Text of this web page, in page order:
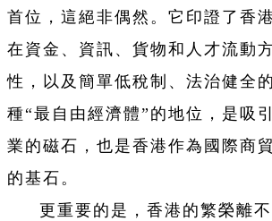
首位，這絕非偶然。它印證了香
在資金、資訊、貨物和人才流動
性，以及簡單低稅制、法治健全
種“最自由經濟體”的地位，是吸
業的磁石，也是香港作為國際商
的基石。
更重要的是，香港的繁榮離